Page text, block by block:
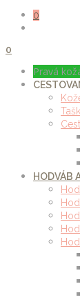
0
0
Pravá
HODVÁB